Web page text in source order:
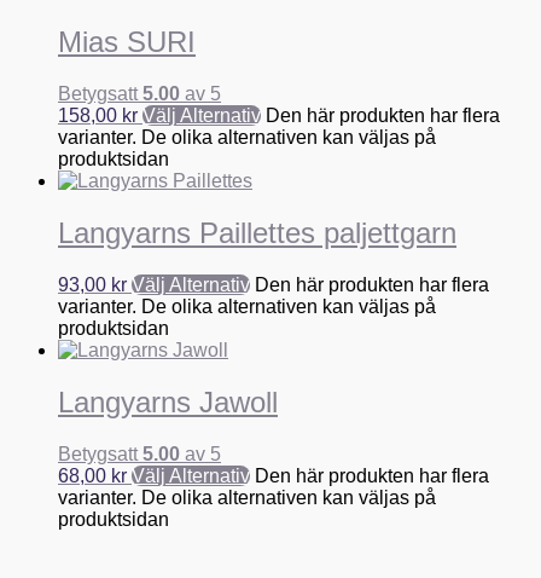
Mias SURI
Betygsatt 5.00 av 5
158,00 kr Välj Alternativ Den här produkten har flera
varianter. De olika alternativen kan väljas på
produktsidan
Langyarns Paillettes paljettgarn
93,00 kr Välj Alternativ Den här produkten har flera
varianter. De olika alternativen kan väljas på
produktsidan
Langyarns Jawoll
Betygsatt 5.00 av 5
68,00 kr Välj Alternativ Den här produkten har flera
varianter. De olika alternativen kan väljas på
produktsidan